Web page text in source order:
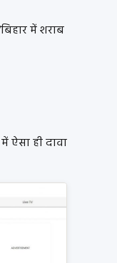
में शराब
ऐसा ही दावा